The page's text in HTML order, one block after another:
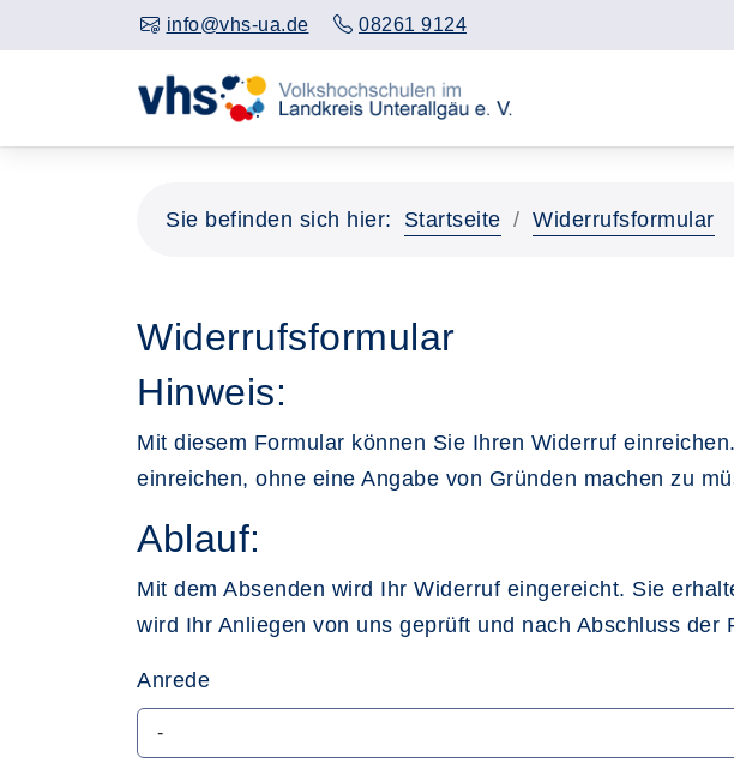
info@vhs-ua.de 08261 9124
Sie befinden sich hier: Startseite Widerrufsformular
Widerrufsformular
Hinweis:
Mit diesem Formular können Sie Ihren Widerruf
einreichen, ohne eine Angabe von Gründen machen zu
Ablauf:
Mit dem Absenden wird Ihr Widerruf eingereicht. Sie
wird Ihr Anliegen von uns geprüft und nach Abschluss
Anrede